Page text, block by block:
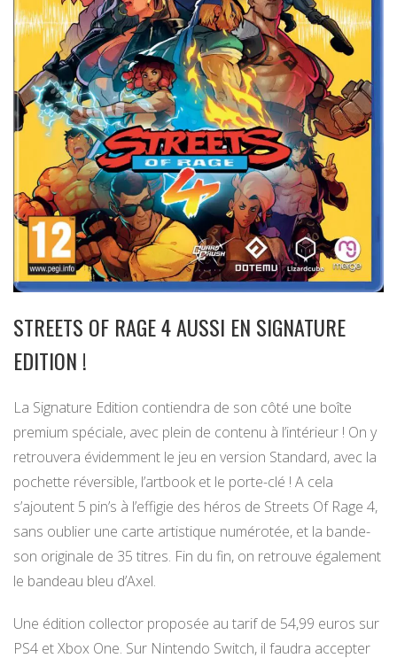
STREETS OF RAGE 4 AUSSI EN SIGNATURE
EDITION !
La Signature Edition contiendra de son côté une boîte
premium spéciale, avec plein de contenu à l’intérieur ! On y
retrouvera évidemment le jeu en version Standard, avec la
pochette réversible, l’artbook et le porte-clé ! A cela
s’ajoutent 5 pin’s à l’effigie des héros de Streets Of Rage 4,
sans oublier une carte artistique numérotée, et la bande-
son originale de 35 titres. Fin du fin, on retrouve également
le bandeau bleu d’Axel.
Une édition collector proposée au tarif de 54,99 euros sur
PS4 et Xbox One. Sur Nintendo Switch, il faudra accepter